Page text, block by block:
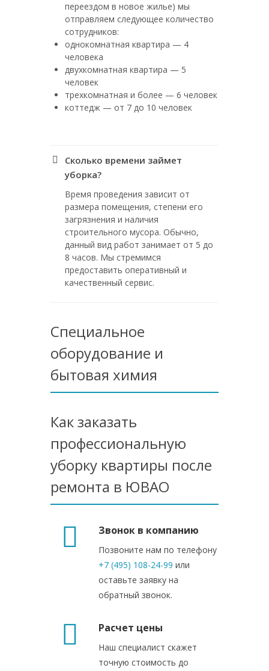
переездом в новое жилье) мы
отправляем следующее количество
сотрудников:
однокомнатная квартира — 4
человека
двухкомнатная квартира — 5
человек
трехкомнатная и более — 6 человек
коттедж — от 7 до 10 человек
Сколько времени займет
уборка?
Время проведения зависит от
размера помещения, степени его
загрязнения и наличия
строительного мусора. Обычно,
данный вид работ занимает от 5 до
8 часов. Мы стремимся
предоставить оперативный и
качественный сервис.
Специальное
оборудование и
бытовая химия
Как заказать
профессиональную
уборку квартиры после
ремонта в ЮВАО
Звонок в компанию
Позвоните нам по телефону
+7 (495) 108-24-99 или
оставьте заявку на
обратный звонок.
Расчет цены
Наш специалист скажет
точную стоимость до